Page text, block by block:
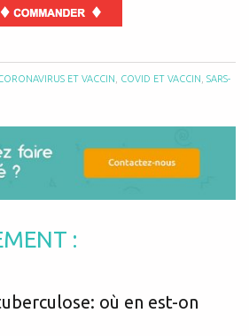
ET VACCIN COVID ET VACCIN SARS-
:
où en est-on